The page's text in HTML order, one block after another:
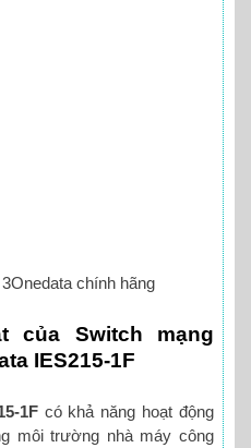
chính hãng
của Switch mạng
IES215-1F
1Fcó khả năng hoạt động
môi trường nhà máy công